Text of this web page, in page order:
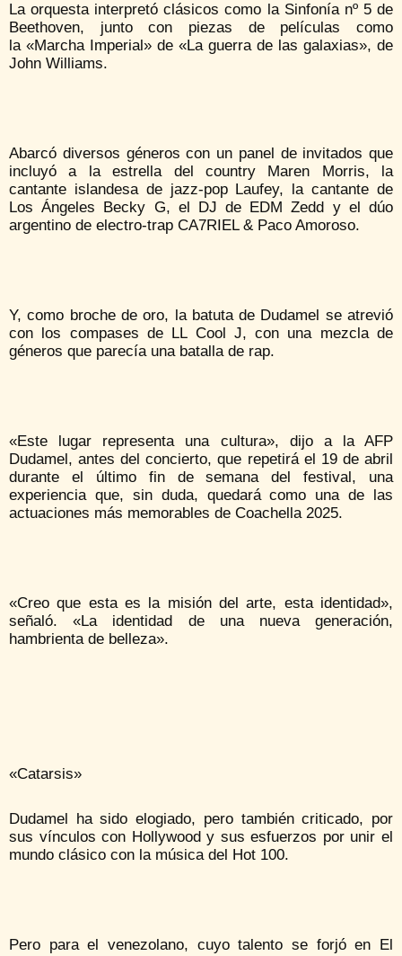
La orquesta interpretó clásicos como la Sinfonía nº 5 de
Beethoven, junto con piezas de películas como
la «Marcha Imperial» de «La guerra de las galaxias», de
John Williams.
Abarcó diversos géneros con un panel de invitados que
incluyó a la estrella del country Maren Morris, la
cantante islandesa de jazz-pop Laufey, la cantante de
Los Ángeles Becky G, el DJ de EDM Zedd y el dúo
argentino de electro-trap CA7RIEL & Paco Amoroso.
Y, como broche de oro, la batuta de Dudamel se atrevió
con los compases de LL Cool J, con una mezcla de
géneros que parecía una batalla de rap.
«Este lugar representa una cultura», dijo a la AFP
Dudamel, antes del concierto, que repetirá el 19 de abril
durante el último fin de semana del festival, una
experiencia que, sin duda, quedará como una de las
actuaciones más memorables de Coachella 2025.
«Creo que esta es la misión del arte, esta identidad»,
señaló. «La identidad de una nueva generación,
hambrienta de belleza».
«Catarsis»
Dudamel ha sido elogiado, pero también criticado, por
sus vínculos con Hollywood y sus esfuerzos por unir el
mundo clásico con la música del Hot 100.
Pero para el venezolano, cuyo talento se forjó en El